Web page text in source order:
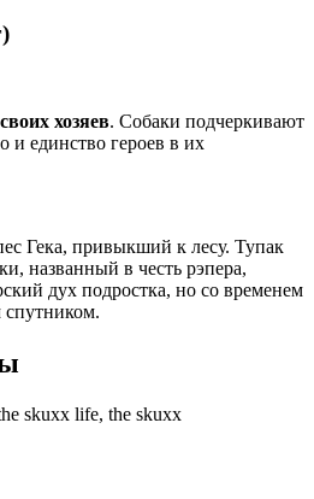
хозяев. Собаки подчеркивают
и единство героев в их
Гека, привыкший к лесу. Тупак
названный в честь рэпера,
дух подростка, но со временем
спутником.
skuxx life, the skuxx